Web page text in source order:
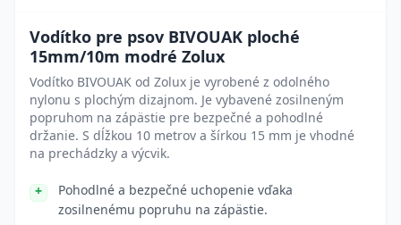
Vodítko pre psov BIVOUAK ploché
15mm/10m modré Zolux
Vodítko BIVOUAK od Zolux je vyrobené z odolného
nylonu s plochým dizajnom. Je vybavené zosilneným
popruhom na zápästie pre bezpečné a pohodlné
držanie. S dĺžkou 10 metrov a šírkou 15 mm je vhodné
na prechádzky a výcvik.
Pohodlné a bezpečné uchopenie vďaka
zosilnenému popruhu na zápästie.